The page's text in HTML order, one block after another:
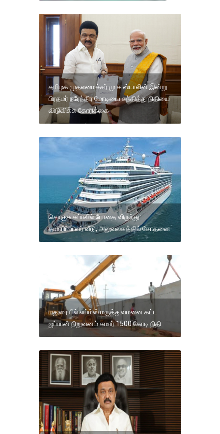
தமிழக முதலமைச்சர் மு க ஸ்டாலின் இன்று
பிரதமர் நரேந்திர மோடியை சந்தித்து நிதியை
விடுவிக்க கோரிக்கை
சொகுசு கப்பலில் போதை விருந்து:
தயாரிப்பாளர் வீடு, அலுவலகத்தில் சோதனை
மதுரையில் எய்ம்ஸ் மருத்துவமனை கட்ட
ஜப்பான் நிறுவனம் சுமார் 1500 கோடி நிதி